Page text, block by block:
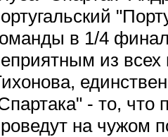
в 1/4
из
- то, что
на чужом